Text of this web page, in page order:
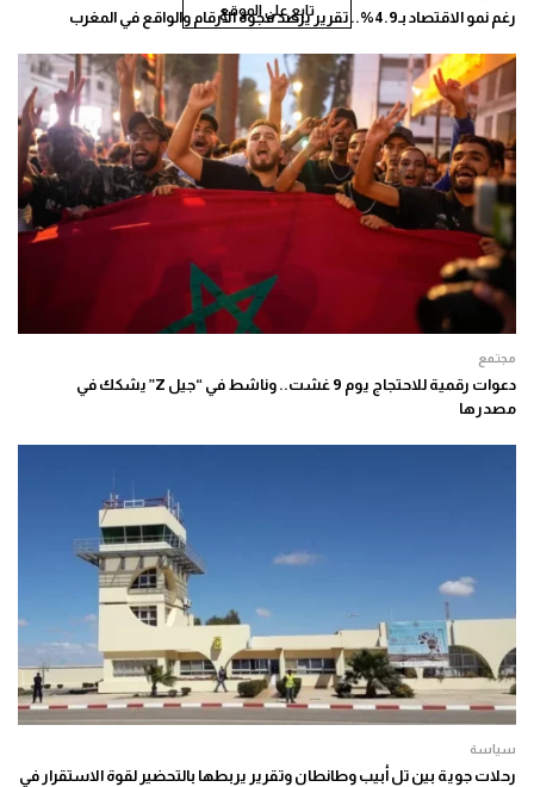
تابع على الموقع رغم نمو الاقتصاد بـ4.9%.. تقرير يرصد فجوة الأرقام والواقع في المغرب
مجتمع
دعوات رقمية للاحتجاج يوم 9 غشت.. وناشط في “جيل Z” يشكك في
مصدرها
سياسة
رحلات جوية بين تل أبيب وطانطان وتقرير يربطها بالتحضير لقوة الاستقرار في